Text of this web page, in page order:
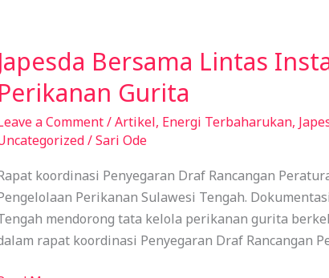
Japesda Bersama Lintas
Perikanan Gurita
a Comment/Artikel, Energi Terbaharukan,
/Sari Ode
koordinasi Penyegaran Draf Rancangan
Perikanan Sulawesi Tengah.
mendorong tata kelola perikanan gurita
rapat koordinasi Penyegaran Draf Rancangan
Japesda
Lintas
Pergub